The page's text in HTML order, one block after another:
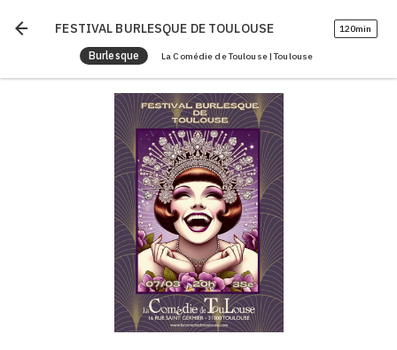
arrow_back FESTIVAL BURLESQUE DE TOULOUSE 120min
Burlesque La Comédie de Toulouse | Toulouse